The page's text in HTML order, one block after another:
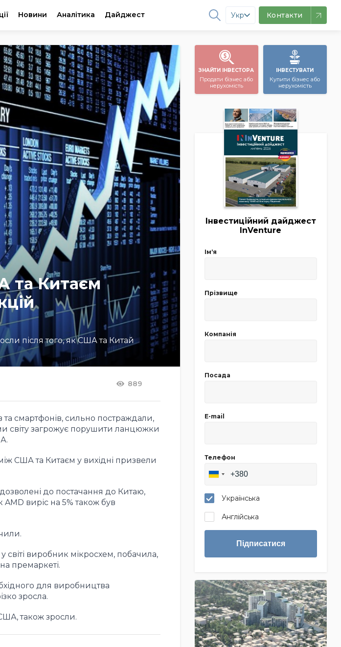
Новини Аналітика Дайджест Укр Контакти
та Китаєм
після того, як США та Китай
889
та смартфонів, сильно постраждали,
світу загрожує порушити ланцюжки
США та Китаєм у вихідні призвели
до постачання до Китаю,
виріс на 5% також був
виробник мікросхем, побачила,
премаркеті.
для виробництва
зросла.
також зросли.
ЗНАЙТИ ІНВЕСТОРА
Продати бізнес або
нерухомість
ІНВЕСТУВАТИ
Купити бізнес або
нерухомість
Інвестиційний дайджест
InVenture
Імʼя
Прізвище
Компанія
Посада
E-mail
Телефон
Українська
Англійська
Підписатися